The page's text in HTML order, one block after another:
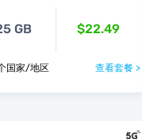
GB $22.49
40 个国家/地区 查看套餐 >